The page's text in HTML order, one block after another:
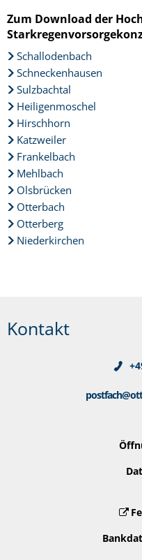
Zum Download der
Schallodenbach
Schneckenhausen
Sulzbachtal
Heiligenmoschel
Hirschhorn
Katzweiler
Frankelbach
Mehlbach
Olsbrücken
Otterbach
Otterberg
Niederkirchen
Kontakt